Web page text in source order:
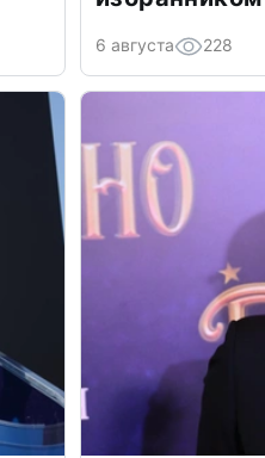
6 августа 228